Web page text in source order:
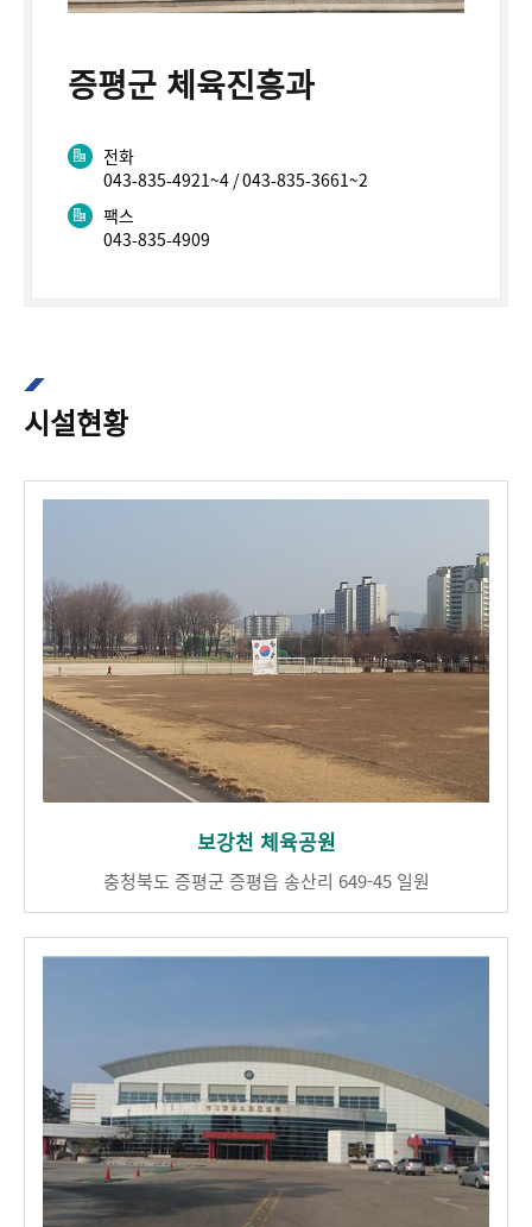
증평군 체육진흥과
전화
043-835-4921~4 / 043-835-3661~2
팩스
043-835-4909
시설현황
보강천 체육공원
충청북도 증평군 증평읍 송산리 649-45 일원